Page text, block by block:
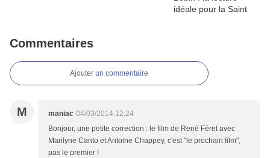
Commentaires
Ajouter un commentaire
M maniac 04/03/2014 12:24
Bonjour, une petite correction : le film de René Féret avec
Marilyne Canto et Antoine Chappey, c'est "le prochain film",
pas le premier !